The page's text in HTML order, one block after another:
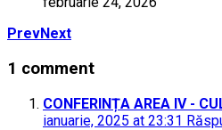
PrevNext
1 comment
CONFERINȚA AREA IV -
ianuarie, 2025 at 23:31